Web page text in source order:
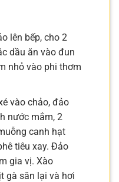
lên bếp, cho 2
dầu ăn vào đun
nhỏ vào phi thơm
vào chảo, đảo
nước mắm, 2
canh hạt
tiêu xay. Đảo
gia vị. Xào
gà săn lại và hơi